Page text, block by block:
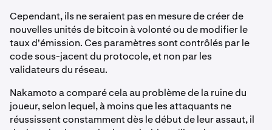
Cependant, ils ne seraient pas en mesure de créer de
nouvelles unités de bitcoin à volonté ou de modifier le
taux d'émission. Ces paramètres sont contrôlés par le
code sous-jacent du protocole, et non par les
validateurs du réseau.
Nakamoto a comparé cela au problème de la ruine du
joueur, selon lequel, à moins que les attaquants ne
réussissent constamment dès le début de leur assaut, il